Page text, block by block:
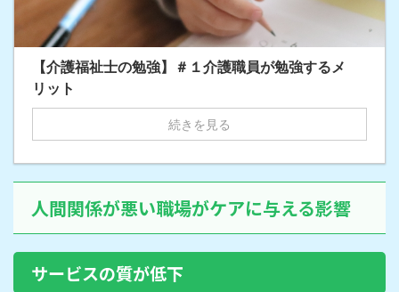
【介護福祉士の勉強】＃１介護職員が勉強するメ
リット
続きを見る
人間関係が悪い職場がケアに与える影響
サービスの質が低下